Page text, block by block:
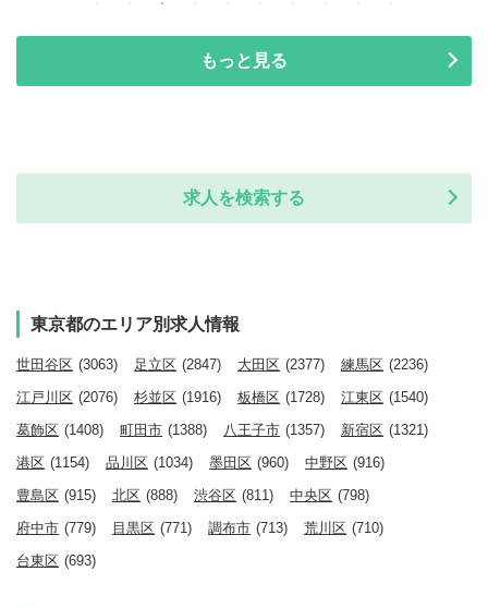
もっと見る
求人を検索する
東京都のエリア別求人情報
世田谷区 (3063) 足立区 (2847) 大田区 (2377) 練馬区 (2236)
江戸川区 (2076) 杉並区 (1916) 板橋区 (1728) 江東区 (1540)
葛飾区 (1408) 町田市 (1388) 八王子市 (1357) 新宿区 (1321)
港区 (1154) 品川区 (1034) 墨田区 (960) 中野区 (916)
豊島区 (915) 北区 (888) 渋谷区 (811) 中央区 (798)
府中市 (779) 目黒区 (771) 調布市 (713) 荒川区 (710)
台東区 (693)